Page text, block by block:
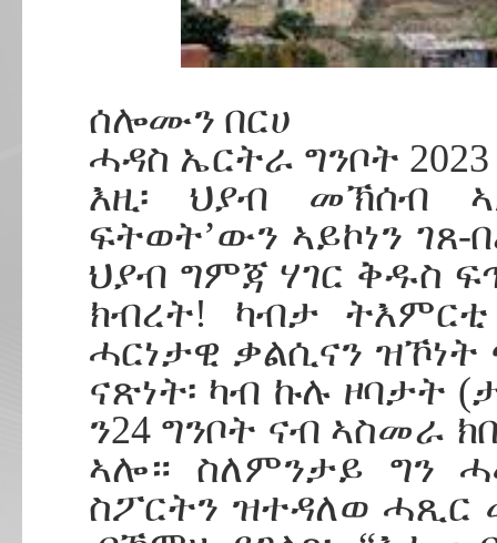
ሰሎሙን በርሀ
ሓዳስ ኤርትራ ግንቦት 2023
እዚ፡ ህያብ መኽሰብ
ፍትወት’ውን ኣይኮነን
ህያብ ግምጃ ሃገር ቅዱስ
ክብረት! ካብታ
ሓርነታዊ ቃልሲናን ዝኾነት
ናጽነት፡ ካብ ኩሉ ዞባታት
ን24 ግንቦት ናብ ኣስመራ
ኣሎ። ስለምንታይ ግን
ስፖርትን ዝተዳለወ ሓጺር